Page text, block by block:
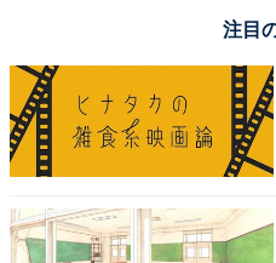
注目